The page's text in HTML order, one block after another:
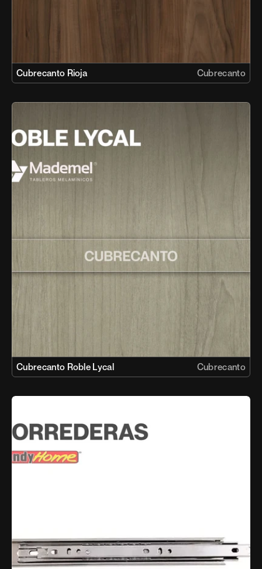
Cubrecanto Rioja Cubrecanto
Cubrecanto Roble Lycal Cubrecanto